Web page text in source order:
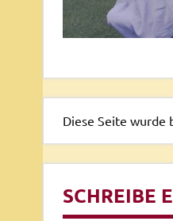
Diese Seite wurde
SCHREIBE